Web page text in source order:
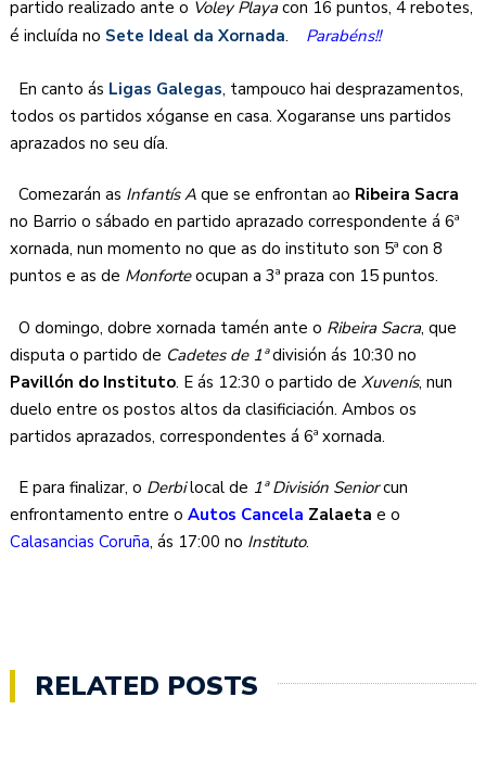
partido realizado ante o Voley Playacon 16 puntos, 4 rebotes,
é incluída no Sete Ideal da Xornada. Parabéns!!
En canto ás Ligas Galegas, tampouco hai desprazamentos,
todos os partidos xóganse en casa. Xogaranse uns partidos
aprazados no seu día.
Comezarán as Infantís A que se enfrontan ao Ribeira Sacra
no Barrio o sábado en partido aprazado correspondente á 6ª
xornada, nun momento no que as do instituto son 5ª con 8
puntos e as de Monforteocupan a 3ª praza con 15 puntos.
O domingo, dobre xornada tamén ante o Ribeira Sacra, que
disputa o partido de Cadetes de 1ªdivisión ás 10:30 no
Pavillón do Instituto. E ás 12:30 o partido deXuvenís, nun
duelo entre os postos altos da clasificiación. Ambos os
partidos aprazados, correspondentes á 6ª xornada.
E para finalizar, o Derbilocal de 1ª División Seniorcun
enfrontamento entre oAutos Cancela Zalaeta e o
Calasancias Coruña, ás 17:00 no Instituto.
RELATED POSTS